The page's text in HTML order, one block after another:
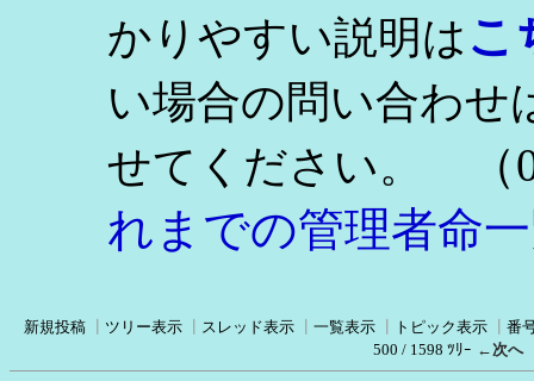
かりやすい説明はこ
い場合の問い合わせ
せてください。
（
れまでの管理者命
新規投稿 ツリー表示 スレッド表示 一覧表示 トピック表示
番
500 / 1598 ﾂﾘｰ ←次へ